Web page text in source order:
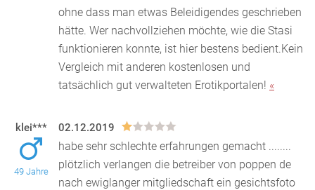
ohne dass man etwas Beleidigendes geschrieben
hätte. Wer nachvollziehen möchte, wie die Stasi
funktionieren konnte, ist hier bestens bedient.Kein
Vergleich mit anderen kostenlosen und
tatsächlich gut verwalteten Erotikportalen! «
klei***
49 Jahre
02.12.2019
habe sehr schlechte erfahrungen gemacht ........
plötzlich verlangen die betreiber von poppen de
nach ewiglanger mitgliedschaft ein gesichtsfoto